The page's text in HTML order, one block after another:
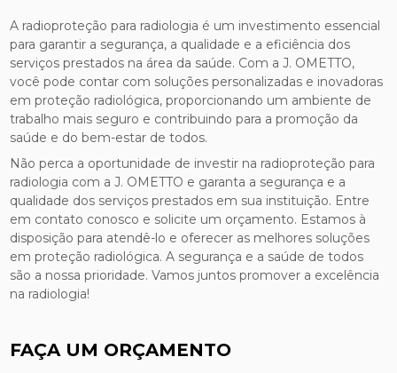
A radioproteção para radiologia é um investimento essencial
para garantir a segurança, a qualidade e a eficiência dos
serviços prestados na área da saúde. Com a J. OMETTO,
você pode contar com soluções personalizadas e inovadoras
em proteção radiológica, proporcionando um ambiente de
trabalho mais seguro e contribuindo para a promoção da
saúde e do bem-estar de todos.
Não perca a oportunidade de investir na radioproteção para
radiologia com a J. OMETTO e garanta a segurança e a
qualidade dos serviços prestados em sua instituição. Entre
em contato conosco e solicite um orçamento. Estamos à
disposição para atendê-lo e oferecer as melhores soluções
em proteção radiológica. A segurança e a saúde de todos
são a nossa prioridade. Vamos juntos promover a excelência
na radiologia!
FAÇA UM ORÇAMENTO